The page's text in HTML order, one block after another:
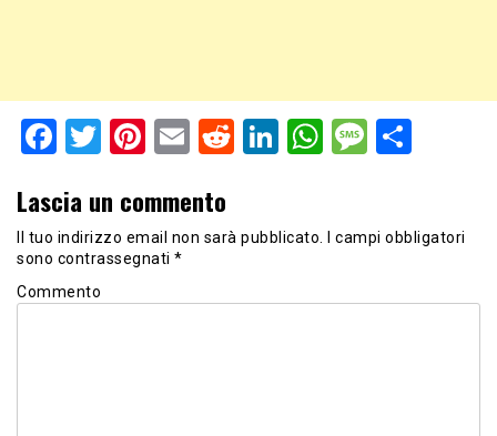
Facebook
Twitter
Pinterest
EmailRedditLinkedIn
WhatsApp
Lascia un commento
Il tuo indirizzo email non sarà pubblicato.
I campi obbligatori
sono contrassegnati *
Commento